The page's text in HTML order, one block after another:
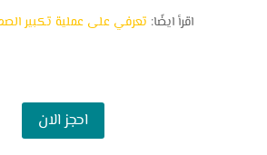
اقرأ ايضًا: تعرفي على عملية تكبير
احجز الان